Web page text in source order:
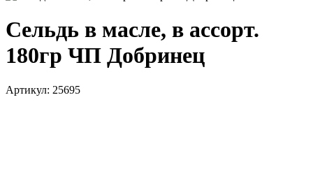
Сельдь в масле, в ассорт.
180гр ЧП Добринец
Артикул: 25695